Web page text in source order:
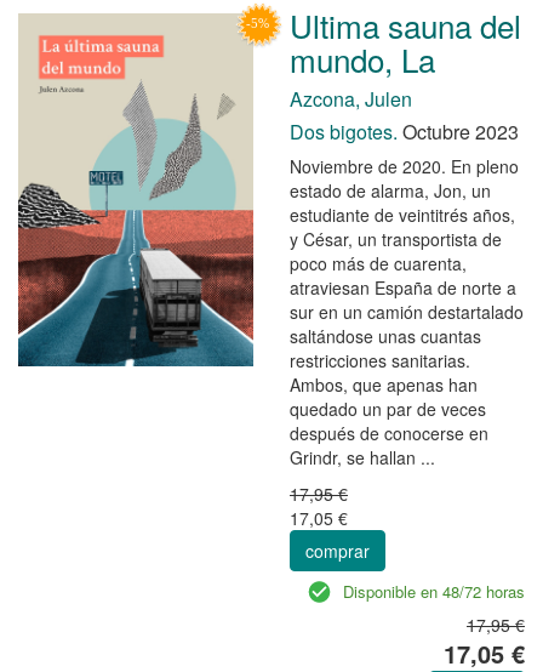
Ultima sauna del
mundo, La
Azcona, Julen
Dos bigotes. Octubre 2023
Noviembre de 2020. En pleno
estado de alarma, Jon, un
estudiante de veintitrés años,
y César, un transportista de
poco más de cuarenta,
atraviesan España de norte a
sur en un camión destartalado
saltándose unas cuantas
restricciones sanitarias.
Ambos, que apenas han
quedado un par de veces
después de conocerse en
Grindr, se hallan ...
17,95 €
17,05 €
comprar
Disponible en 48/72 horas
17,95 €
17,05 €